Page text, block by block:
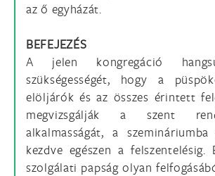
az ő egyházát.
BEFEJEZÉS
A jelen kongregáció
szükségességét, hogy a
elöljárók és az összes érintett
megvizsgálják a szent
alkalmasságát, a
kezdve egészen a felszentelésig.
szolgálati papság olyan